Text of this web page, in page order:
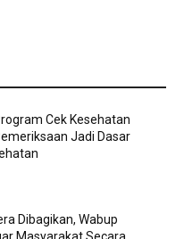
Cek Kesehatan
Jadi Dasar
Dibagikan, Wabup
Masyarakat Secara